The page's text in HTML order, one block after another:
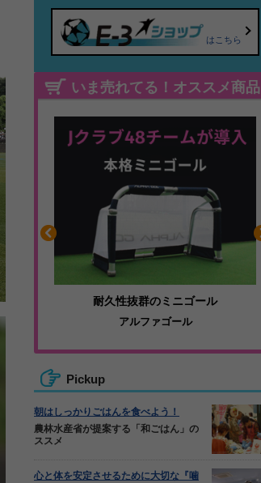
はこちら
いま売れてる！オススメ商品
耐久性抜群のミニゴール
アルファゴール
Pickup
朝はしっかりごはんを食べよう！
農林水産省が提案する「和ごはん」の
ススメ
心と体を安定させるために大切な『噛